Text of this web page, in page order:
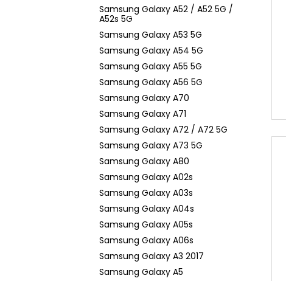
Samsung Galaxy A52 / A52 5G /
A52s 5G
Samsung Galaxy A53 5G
Samsung Galaxy A54 5G
Samsung Galaxy A55 5G
Samsung Galaxy A56 5G
Samsung Galaxy A70
Samsung Galaxy A71
Samsung Galaxy A72 / A72 5G
Samsung Galaxy A73 5G
Samsung Galaxy A80
Samsung Galaxy A02s
Samsung Galaxy A03s
Samsung Galaxy A04s
Samsung Galaxy A05s
Samsung Galaxy A06s
Samsung Galaxy A3 2017
Samsung Galaxy A5